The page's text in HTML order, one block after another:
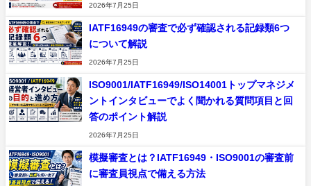
2026年7月25日
IATF16949の審査で必ず確認される記録類6つ
について解説
2026年7月25日
ISO9001/IATF16949/ISO14001トップマネジメ
ントインタビューでよく聞かれる質問項目と回
答のポイント解説
2026年7月25日
模擬審査とは？IATF16949・ISO9001の審査前
に審査員視点で備える方法